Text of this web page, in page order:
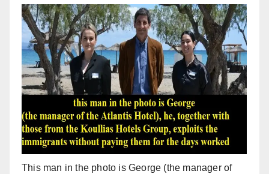
This man in the photo is George (the manager of